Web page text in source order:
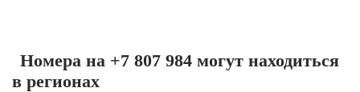
Номера на +7 807 984 могут находиться
в регионах